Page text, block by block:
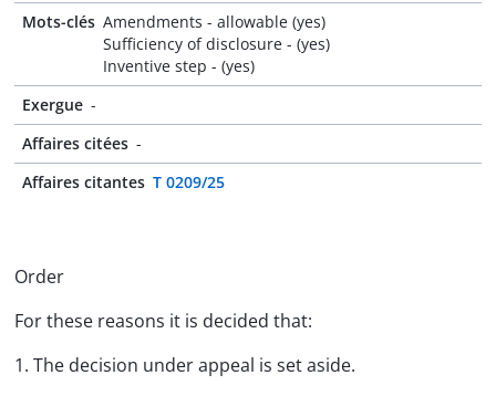
Mots-clés Amendments - allowable (yes)
Sufficiency of disclosure - (yes)
Inventive step - (yes)
Exergue -
Affaires citées -
Affaires citantes T 0209/25
Order
For these reasons it is decided that:
1. The decision under appeal is set aside.